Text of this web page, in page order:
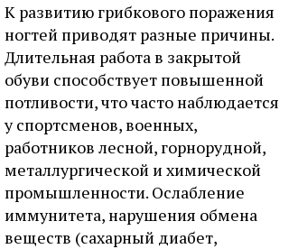
К развитию грибкового поражения
ногтей приводят разные причины.
Длительная работа в закрытой
обуви способствует повышенной
потливости, что часто наблюдается
у спортсменов, военных,
работников лесной, горнорудной,
металлургической и химической
промышленности. Ослабление
иммунитета, нарушения обмена
веществ (сахарный диабет,